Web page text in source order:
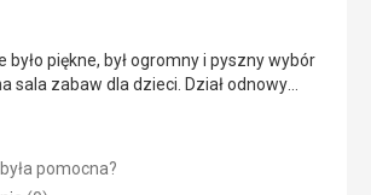
piękne, był ogromny i pyszny wybór
sala zabaw dla dzieci. Dział odnowy
piękne, był ogromny i pyszny wybór
sala zabaw dla dzieci. Dział odnowy
ale basen był zimny i nie ma
pomocna?